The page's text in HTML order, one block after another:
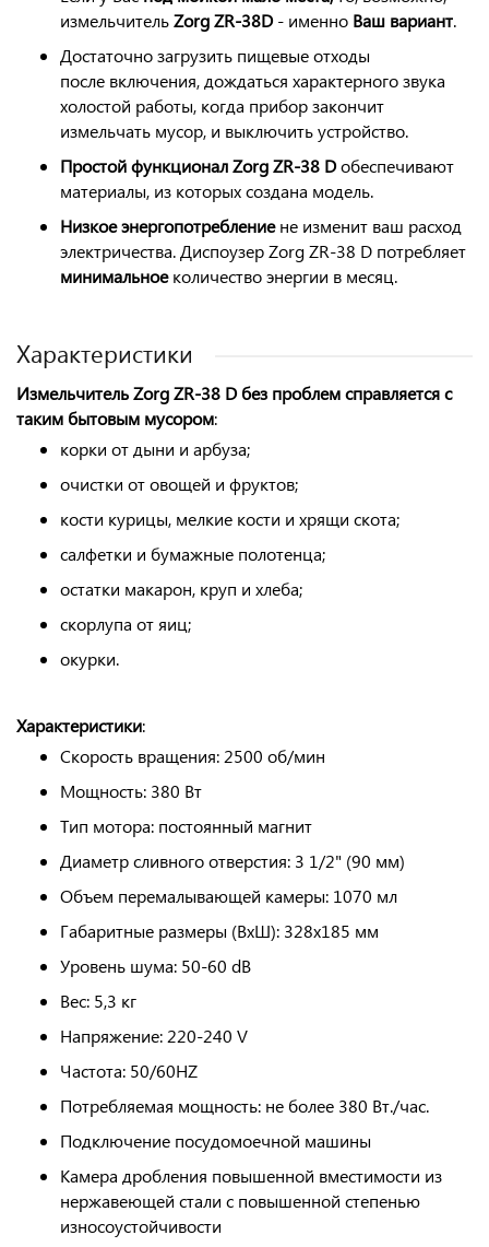
измельчительZorg ZR-38D- именно Ваш вариант.
Достаточно загрузить пищевые отходы
после включения, дождаться характерного звука
холостой работы, когда прибор закончит
измельчать мусор, и выключить устройство.
Простой функционал Zorg ZR-38 Dобеспечивают
материалы, из которых создана модель.
Низкое энергопотреблениене изменит ваш расход
электричества. Диспоузер Zorg ZR-38 D потребляет
минимальноеколичество энергии в месяц.
Характеристики
Измельчитель Zorg ZR-38 D без проблем справляется с
таким бытовым мусором:
корки от дыни и арбуза;
очистки от овощей и фруктов;
кости курицы, мелкие кости и хрящи скота;
салфетки и бумажные полотенца;
остатки макарон, круп и хлеба;
скорлупа от яиц;
окурки.
Характеристики:
Скорость вращения: 2500 об/мин
Мощность: 380 Вт
Тип мотора: постоянный магнит
Диаметр сливного отверстия: 3 1/2" (90 мм)
Объем перемалывающей камеры: 1070 мл
Габаритные размеры (ВхШ): 328х185 мм
Уровень шума: 50-60 dB
Вес: 5,3 кг
Напряжение: 220-240 V
Частота: 50/60HZ
Потребляемая мощность: не более 380 Вт./час.
Подключение посудомоечной машины
Камера дробления повышенной вместимости из
нержавеющей стали с повышенной степенью
износоустойчивости